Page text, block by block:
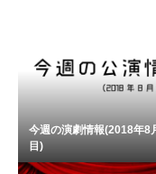
今週の演劇情報(2018年8
目)